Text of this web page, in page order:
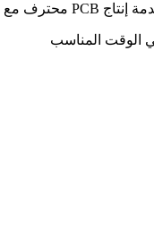
الوقت المناسب